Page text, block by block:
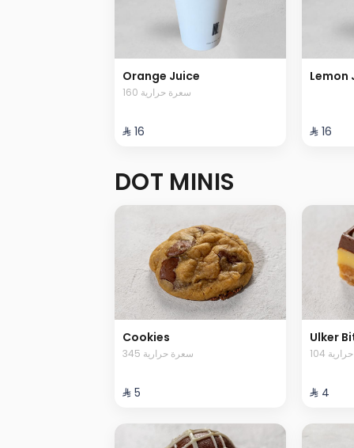
Orange Juice
160 سعرة حرارية
⁨⁦‪‬ 16⁩
Lemon
⁨⁦‪‬ 16⁩
DOT MINIS
Cookies
345 سعرة حرارية
⁨⁦‪‬ 5⁩
Ulker
حرارية
⁨⁦‪‬ 4⁩